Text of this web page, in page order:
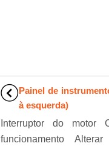
Painel de
à esquerda)
Interruptor do motor
funcionamento